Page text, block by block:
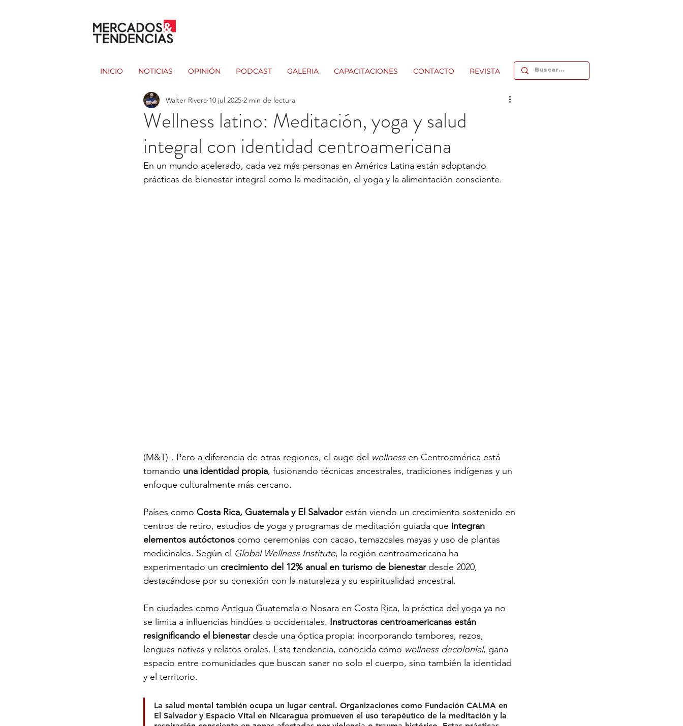
INICIO NOTICIAS OPINIÓN PODCAST GALERIA CAPACITACIONES CONTACTO REVISTA
Wellness latino: Meditación, yoga y salud
integral con identidad centroamericana
Walter Rivera 10 jul 2025 2 min de lectura
En un mundo acelerado, cada vez más personas en América Latina están adoptando
prácticas de bienestar integral como la meditación, el yoga y la alimentación consciente.
(M&T)-. Pero a diferencia de otras regiones, el auge del wellness en Centroamérica está
tomando una identidad propia, fusionando técnicas ancestrales, tradiciones indígenas y un
enfoque culturalmente más cercano.
Países como Costa Rica, Guatemala y El Salvador están viendo un crecimiento sostenido en
centros de retiro, estudios de yoga y programas de meditación guiada que integran
elementos autóctonos como ceremonias con cacao, temazcales mayas y uso de plantas
medicinales. Según el Global Wellness Institute, la región centroamericana ha
experimentado un crecimiento del 12% anual en turismo de bienestar desde 2020,
destacándose por su conexión con la naturaleza y su espiritualidad ancestral.
En ciudades como Antigua Guatemala o Nosara en Costa Rica, la práctica del yoga ya no
se limita a influencias hindúes o occidentales. Instructoras centroamericanas están
resignificando el bienestar desde una óptica propia: incorporando tambores, rezos,
lenguas nativas y relatos orales. Esta tendencia, conocida como wellness decolonial, gana
espacio entre comunidades que buscan sanar no solo el cuerpo, sino también la identidad
y el territorio.
La salud mental también ocupa un lugar central. Organizaciones como Fundación CALMA en
El Salvador y Espacio Vital en Nicaragua promueven el uso terapéutico de la meditación y la